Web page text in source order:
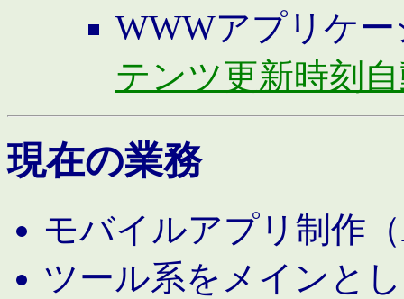
WWWアプリケ
テンツ更新時刻
現在の業務
モバイルアプリ制作
ツール系をメインと